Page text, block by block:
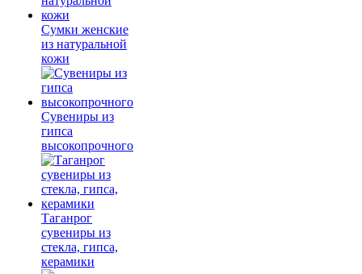
Сумки женские
из натуральной
кожи
Сувениры из
гипса
высокопрочного
Таганрог
сувениры из
стекла, гипса,
керамики